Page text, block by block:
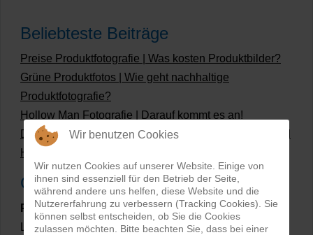
Beliebteste Beiträge
Preise Produktfotografie | Was kosten Produktbilder?
Grüne Produktfotos | Wie geht nachhaltige
Produktfotografie?
Hollow Man Fotografie | Darauf kommt es an!
Dateiformate und Bilder mit transparentem Hintergrund
Hollowman und Produktfotografie
Google Rezensionen
PRO-ducto GmbH, Fotografie und Bildbearbeitung in
Lichtenau
Wir benutzen Cookies
Wir nutzen Cookies auf unserer Website. Einige von
ihnen sind essenziell für den Betrieb der Seite,
während andere uns helfen, diese Website und die
Nutzererfahrung zu verbessern (Tracking Cookies). Sie
können selbst entscheiden, ob Sie die Cookies
zulassen möchten. Bitte beachten Sie, dass bei einer